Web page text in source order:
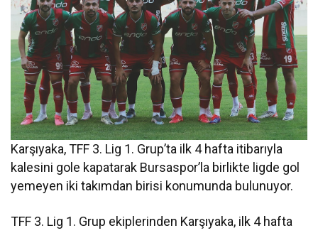
Karşıyaka, TFF 3. Lig 1. Grup’ta ilk 4 hafta itibarıyla
kalesini gole kapatarak Bursaspor’la birlikte ligde gol
yemeyen iki takımdan birisi konumunda bulunuyor.
TFF 3. Lig 1. Grup ekiplerinden Karşıyaka, ilk 4 hafta